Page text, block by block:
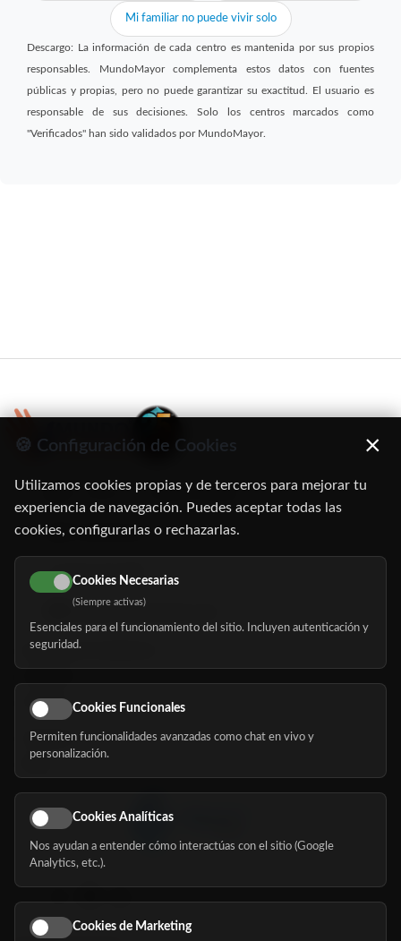
Mi familiar no puede vivir solo
Descargo: La información de cada centro es mantenida por sus propios
responsables. MundoMayor complementa estos datos con fuentes
públicas y propias, pero no puede garantizar su exactitud. El usuario es
responsable de sus decisiones. Solo los centros marcados como
"Verificados" han sido validados por MundoMayor.
C/ Oruro, 11. 28016 Madrid
91 345 06 26
616 113 103
hola@mundomayor.com
Buscador de residencias
Eventos
Nosotros
Síguenos
🍪 Configuración de Cookies ×
Utilizamos cookies propias y de terceros para mejorar tu
experiencia de navegación. Puedes aceptar todas las
cookies, configurarlas o rechazarlas.
Cookies Necesarias
(Siempre activas)
Esenciales para el funcionamiento del sitio. Incluyen autenticación y
seguridad.
Cookies Funcionales
Permiten funcionalidades avanzadas como chat en vivo y
personalización.
Cookies Analíticas
Nos ayudan a entender cómo interactúas con el sitio (Google
Analytics, etc.).
Cookies de Marketing